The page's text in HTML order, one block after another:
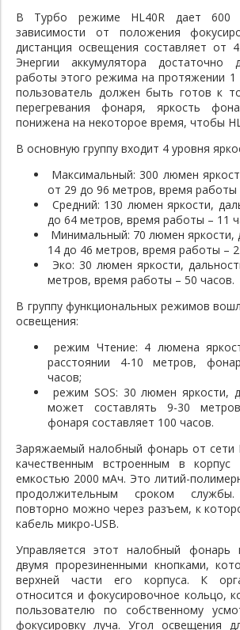
В Турбо режиме HL40R дает 600
зависимости от положения
дистанция освещения составляет от
Энергии аккумулятора достаточно
работы этого режима на протяжении 1
пользователь должен быть готов к
перегревания фонаря, яркость
понижена на некоторое время, чтобы
В основную группу входит 4 уровня
Максимальный: 300 люмен
от 29 до 96 метров, время работы
Средний: 130 люмен яркости,
до 64 метров, время работы – 11
Минимальный: 70 люмен яркости,
14 до 46 метров, время работы –
Эко: 30 люмен яркости,
метров, время работы – 50 часов.
В группу функциональных режимов
освещения:
режим Чтение: 4 люмена
расстоянии 4-10 метров,
часов;
режим SOS: 30 люмен яркости,
может составлять 9-30
фонаря составляет 100 часов.
Заряжаемый налобный фонарь от сети
качественным встроенным в корпус
емкостью 2000 мАч. Это литий-
продолжительным сроком
повторно можно через разъем, к
кабель микро-USB.
Управляется этот налобный фонарь
двумя прорезиненными кнопками,
верхней части его корпуса. К
относится и фокусировочное кольцо,
пользователю по собственному
фокусировку луча. Угол освещения